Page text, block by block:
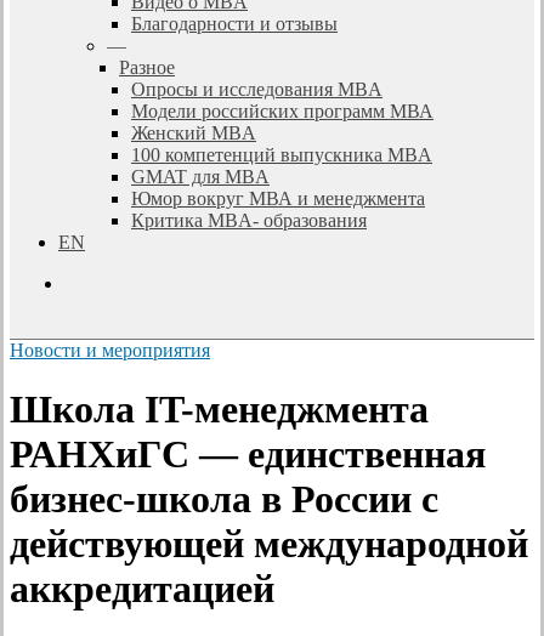
Благодарности и отзывы
—
Разное
Опросы и исследования MBA
Модели российских программ МВА
Женский MBA
100 компетенций выпускника MBA
GMAT для MBA
Юмор вокруг МВА и менеджмента
Критика MBA- образования
EN
Новости и мероприятия
Школа IT-менеджмента
РАНХиГС — единственная
бизнес-школа в России с
действующей международной
аккредитацией